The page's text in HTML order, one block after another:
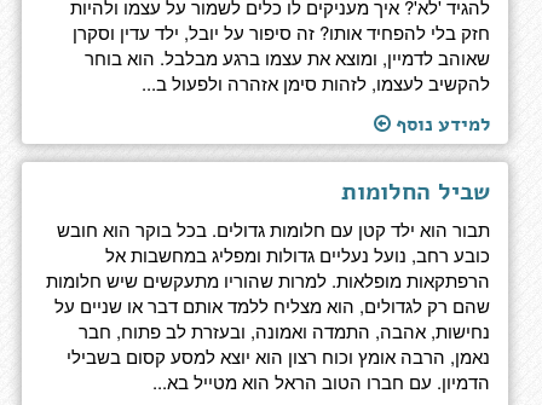
להגיד 'לא'? איך מעניקים לו כלים לשמור על עצמו ולהיות
חזק בלי להפחיד אותו? זה סיפור על יובל, ילד עדין וסקרן
שאוהב לדמיין, ומוצא את עצמו ברגע מבלבל. הוא בוחר
להקשיב לעצמו, לזהות סימן אזהרה ולפעול ב...
למידע נוסף
שביל החלומות
תבור הוא ילד קטן עם חלומות גדולים. בכל בוקר הוא חובש
כובע רחב, נועל נעליים גדולות ומפליג במחשבות אל
הרפתקאות מופלאות. למרות שהוריו מתעקשים שיש חלומות
שהם רק לגדולים, הוא מצליח ללמד אותם דבר או שניים על
נחישות, אהבה, התמדה ואמונה, ובעזרת לב פתוח, חבר
נאמן, הרבה אומץ וכוח רצון הוא יוצא למסע קסום בשבילי
הדמיון. עם חברו הטוב הראל הוא מטייל בא...